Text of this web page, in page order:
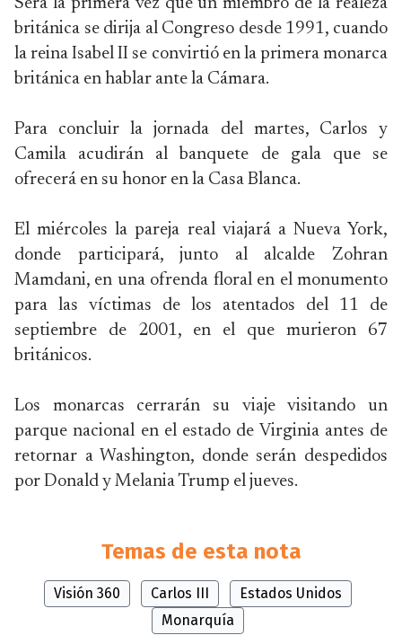
Será la primera vez que un miembro de la realeza
británica se dirija al Congreso desde 1991, cuando
la reina Isabel II se convirtió en la primera monarca
británica en hablar ante la Cámara.
Para concluir la jornada del martes, Carlos y
Camila acudirán al banquete de gala que se
ofrecerá en su honor en la Casa Blanca.
El miércoles la pareja real viajará a Nueva York,
donde participará, junto al alcalde Zohran
Mamdani, en una ofrenda floral en el monumento
para las víctimas de los atentados del 11 de
septiembre de 2001, en el que murieron 67
británicos.
Los monarcas cerrarán su viaje visitando un
parque nacional en el estado de Virginia antes de
retornar a Washington, donde serán despedidos
por Donald y Melania Trump el jueves.
Temas de esta nota
Visión 360 Carlos III
Estados Unidos
Monarquía